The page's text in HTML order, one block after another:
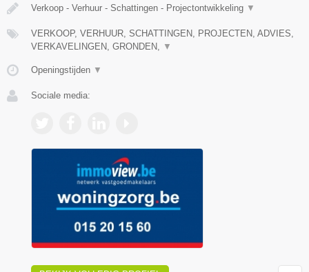
Verkoop - Verhuur - Schattingen - Projectontwikkeling ▼
VERKOOP, VERHUUR, SCHATTINGEN, PROJECTEN, ADVIES,
VERKAVELINGEN, GRONDEN,
▼
Openingstijden ▼
Sociale media: